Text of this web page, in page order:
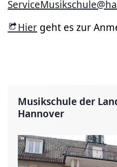
Hier geht es zur
Musikschule der
Hannover